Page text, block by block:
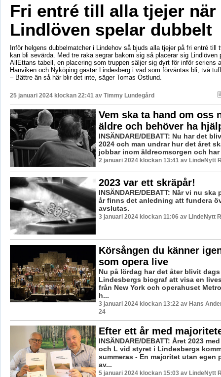
Fri entré till alla tjejer när
Lindlöven spelar dubbelt
Inför helgens dubbelmatcher i Lindehov så bjuds alla tjejer på fri entré till
kan bli sevärda. Med tre raka segrar bakom sig så placerar sig Lindlöven
AllEttans tabell, en placering som truppen säljer sig dyrt för inför seriens
Hanviken och Nyköping gästar Lindesberg i vad som förväntas bli, två
– Bättre än så här blir det inte, säger Tomas Östlund.
25 januari 2024 klockan 22:41 av Timmy Lundegård
Vem ska ta hand om oss
äldre och behöver ha
INSÄNDARE/DEBATT: Nu har det
2024 och man undrar hur det året
jobbar inom äldreomsorgen och
2 januari 2024 klockan 13:41 av LindeNytt
2023 var ett skräpår!
INSÄNDARE/DEBATT: När vi nu
år finns det anledning att fundera
avslutas.
3 januari 2024 klockan 11:06 av LindeNytt
Körsången du känner
som opera live
Nu på lördag har det åter blivit
Lindesbergs biograf att visa en
från New York och operahuset
h...
3 januari 2024 klockan 13:22 av Hans
24
Efter ett år med
INSÄNDARE/DEBATT: Året 2023
och L vid styret i Lindesbergs
summeras - En majoritet utan egen
av...
5 januari 2024 klockan 15:03 av LindeNytt